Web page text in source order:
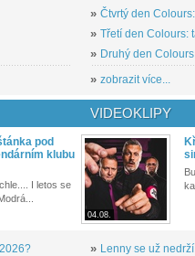
» Čtvrtý den
» Třetí den Colours:
» Druhý den
» zobrazit více...
pod
klubu
I letos se
VIDEOKLIPY
04.08.
» Lenny se už